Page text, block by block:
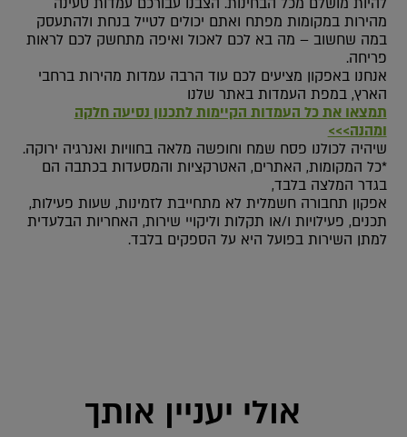
מהירות במקומות מפתח ואתם יכולים לטייל בנחת ולהתעסק
במה שחשוב – מה בא לכם לאכול ואיפה מתחשק לכם לראות
פריחה.
אנחנו באפקון מציעים לכם עוד הרבה עמדות מהירות ברחבי
הארץ, במפת העמדות באתר שלנו
תמצאו את כל העמדות הקיימות לתכנון נסיעה חלקה
ומהנה>>>
שיהיה לכולנו פסח שמח וחופשה מלאה בחוויות ואנרגיה ירוקה.
*כל המקומות, האתרים, האטרקציות והמסעדות בכתבה הם
בגדר המלצה בלבד,
אפקון תחבורה חשמלית לא מתחייבת לזמינות, שעות פעילות,
תכנים, פעילויות ו/או תקלות וליקויי שירות, האחריות הבלעדית
למתן השירות בפועל היא על הספקים בלבד.
אולי יעניין אותך